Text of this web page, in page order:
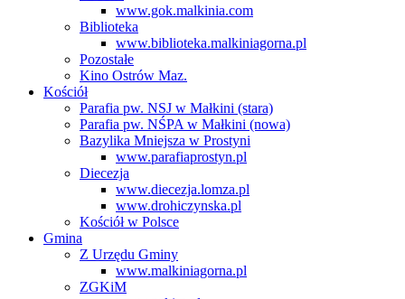
www.gok.malkinia.com
Biblioteka
www.biblioteka.malkiniagorna.pl
Pozostałe
Kino Ostrów Maz.
Kościół
Parafia pw. NSJ w Małkini (stara)
Parafia pw. NŚPA w Małkini (nowa)
Bazylika Mniejsza w Prostyni
www.parafiaprostyn.pl
Diecezja
www.diecezja.lomza.pl
www.drohiczynska.pl
Kościół w Polsce
Gmina
Z Urzędu Gminy
www.malkiniagorna.pl
ZGKiM